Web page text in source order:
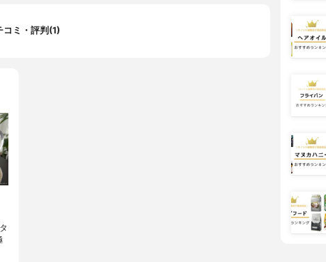
コミ・評判(1)